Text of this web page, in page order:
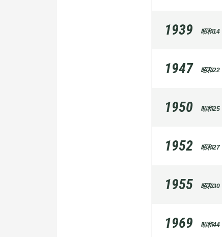
1939 昭和14
1947 昭和22
1950 昭和25
1952 昭和27
1955 昭和30
1969 昭和44